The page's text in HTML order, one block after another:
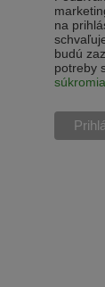
na
budú
potreby